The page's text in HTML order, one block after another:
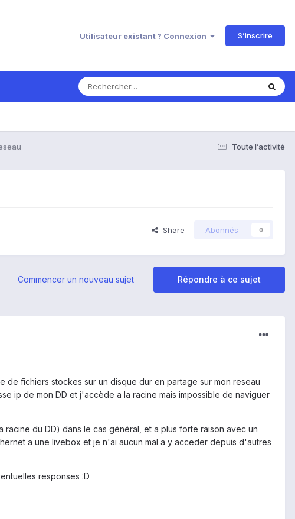
Utilisateur existant ? Connexion S’inscrire
Toute l’activité
Share Abonnés 0
Répondre à ce sujet
Commencer un nouveau sujet
fichiers stockes sur un disque dur en partage sur mon reseau
ip de mon DD et j'accède a la racine mais impossible de naviguer
du DD) dans le cas général, et a plus forte raison avec un
a une livebox et je n'ai aucun mal a y acceder depuis d'autres
responses :D